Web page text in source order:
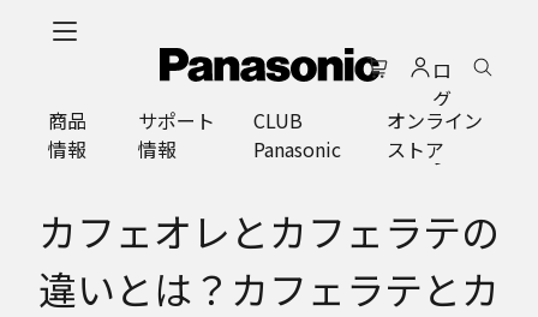
ロ
グ
イ
ン
商品
情報
サポート
情報
CLUB
Panasonic
オンライン
ストア
カフェオレとカフェラテの
違いとは？カフェラテとカ